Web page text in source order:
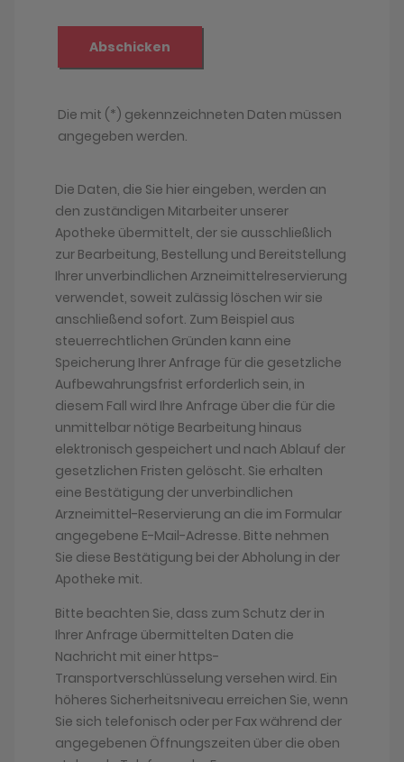
Die Daten, die Sie hier eingeben, werden an
den zuständigen Mitarbeiter unserer
Apotheke übermittelt, der sie ausschließlich
zur Bearbeitung, Bestellung und Bereitstellung
Ihrer unverbindlichen Arzneimittelreservierung
verwendet, soweit zulässig löschen wir sie
anschließend sofort. Zum Beispiel aus
steuerrechtlichen Gründen kann eine
Speicherung Ihrer Anfrage für die gesetzliche
Aufbewahrungsfrist erforderlich sein, in
diesem Fall wird Ihre Anfrage über die für die
unmittelbar nötige Bearbeitung hinaus
elektronisch gespeichert und nach Ablauf der
gesetzlichen Fristen gelöscht. Sie erhalten
eine Bestätigung der unverbindlichen
Arzneimittel-Reservierung an die im Formular
angegebene E-Mail-Adresse. Bitte nehmen
Sie diese Bestätigung bei der Abholung in der
Apotheke mit.
Bitte beachten Sie, dass zum Schutz der in
Ihrer Anfrage übermittelten Daten die
Nachricht mit einer https-
Transportverschlüsselung versehen wird. Ein
höheres Sicherheitsniveau erreichen Sie, wenn
Sie sich telefonisch oder per Fax während der
angegebenen Öffnungszeiten über die oben